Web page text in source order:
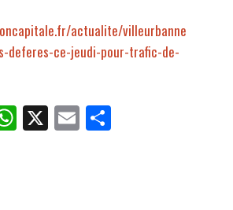
actualite/villeurbanne
deferes-ce-jeudi-pour-trafic-de-
W
ha
X E
m
Pa
rt